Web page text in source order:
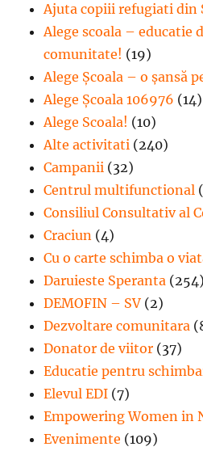
Ajuta copiii refugiati din
Alege scoala – educatie
comunitate! (19)
Alege Şcoala – o şansă
Alege Școala 106976 (14)
Alege Scoala! (10)
Alte activitati (240)
Campanii (32)
Centrul multifunctional
Consiliul Consultativ al
Craciun (4)
Cu o carte schimba o
Daruieste Speranta (254)
DEMOFIN – SV (2)
Dezvoltare comunitara
Donator de viitor (37)
Educatie pentru
Elevul EDI (7)
Empowering Women in
Evenimente (109)